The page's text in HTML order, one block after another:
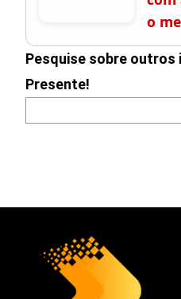
o
Pesquise sobre outros
Presente!